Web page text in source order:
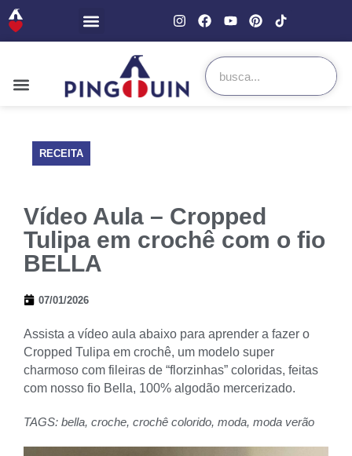
RECEITA
Vídeo Aula – Cropped
Tulipa em crochê com o fio
BELLA
07/01/2026
Assista a vídeo aula abaixo para aprender a fazer o
Cropped Tulipa em crochê, um modelo super
charmoso com fileiras de “florzinhas” coloridas, feitas
com nosso fio Bella, 100% algodão mercerizado.
TAGS: bella, croche, crochê colorido, moda, moda verão